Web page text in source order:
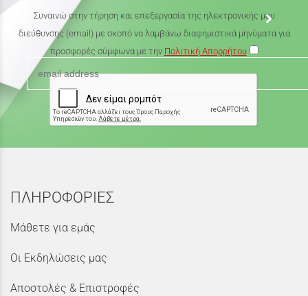
Συναινώ στην τήρηση και επεξεργασία της ηλεκτρονικής μου
διεύθυνσης (email) με σκοπό να λαμβάνω διαφημιστικά μηνύματα για
προσφορές σύμφωνα με την Πολιτική Απορρήτου
ΠΛΗΡΟΦΟΡΙΕΣ
Μάθετε για εμάς
Οι Εκδηλώσεις μας
Αποστολές & Επιστροφές